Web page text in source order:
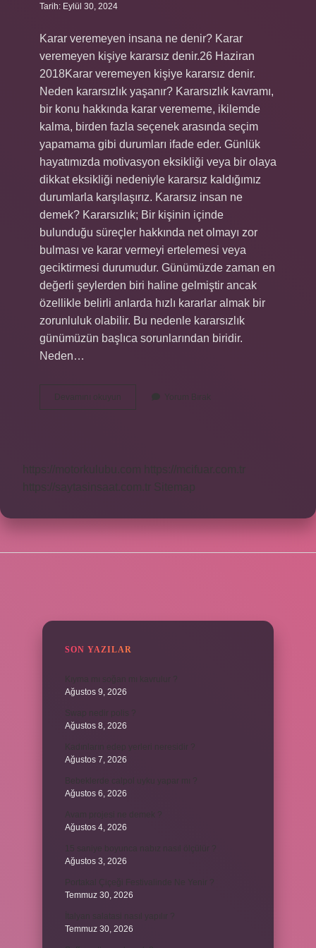
Tarih: Eylül 30, 2024
Karar veremeyen insana ne denir? Karar
veremeyen kişiye kararsız denir.26 Haziran
2018Karar veremeyen kişiye kararsız denir.
Neden kararsızlık yaşanır? Kararsızlık kavramı,
bir konu hakkında karar verememe, ikilemde
kalma, birden fazla seçenek arasında seçim
yapamama gibi durumları ifade eder. Günlük
hayatımızda motivasyon eksikliği veya bir olaya
dikkat eksikliği nedeniyle kararsız kaldığımız
durumlarla karşılaşırız. Kararsız insan ne
demek? Kararsızlık; Bir kişinin içinde
bulunduğu süreçler hakkında net olmayı zor
bulması ve karar vermeyi ertelemesi veya
geciktirmesi durumudur. Günümüzde zaman en
değerli şeylerden biri haline gelmiştir ancak
özellikle belirli anlarda hızlı kararlar almak bir
zorunluluk olabilir. Bu nedenle kararsızlık
günümüzün başlıca sorunlarından biridir.
Neden…
Devamını okuyun
Kararsızlık
Neden
Yorum Bırak
https://motorkulubu.com
https://mcifuar.com.tr
https://saytasinsaat.com.tr
Sitemap
SON YAZILAR
Ağustos 9, 2026
Ağustos 8, 2026
Ağustos 7, 2026
Ağustos 6, 2026
Ağustos 4, 2026
Ağustos 3, 2026
Temmuz 30, 2026
Temmuz 30, 2026